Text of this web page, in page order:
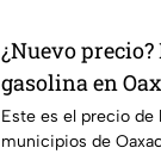
¿Nuevo
gasolina en
agosto
Este es el precio de
municipios de